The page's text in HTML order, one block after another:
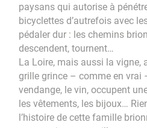
paysans qui autorise à
bicyclettes d’autrefois avec
pédaler dur : les chemins
descendent, tournent…
La Loire, mais aussi la vigne,
grille grince – comme en vrai
vendange, le vin, occupent
les vêtements, les bijoux…
l’histoire de cette famille